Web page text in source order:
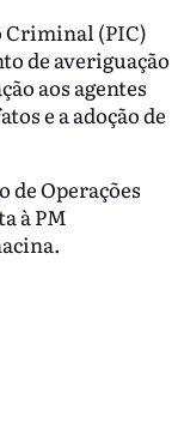
(PIC)
de averiguação
aos agentes
e a adoção de
Operações
à PM